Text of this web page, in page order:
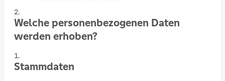
Welche personenbezogenen Daten
werden erhoben?
Stammdaten